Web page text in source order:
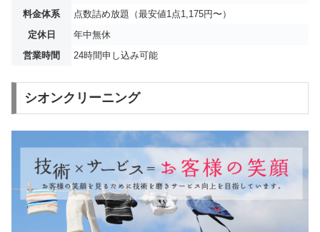
料金体系
点数詰め放題（最安値1点1,175円〜）
定休日
年中無休
営業時間
24時間申し込み可能
シオンクリーニング